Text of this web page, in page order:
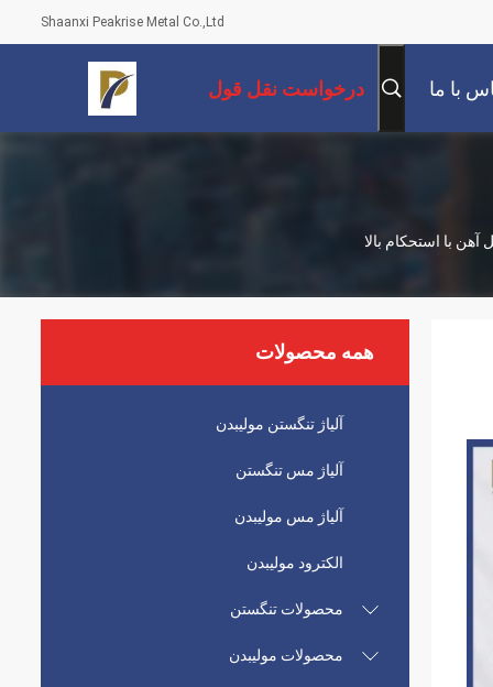
Shaanxi Peakrise Metal Co.,Ltd
با ما درخواست نقل قول
با استحکام بالا
همه محصولات
آلیاژ تنگستن مولیبدن
آلیاژ مس تنگستن
آلیاژ مس مولیبدن
الکترود مولیبدن
محصولات تنگستن
محصولات مولیبدن